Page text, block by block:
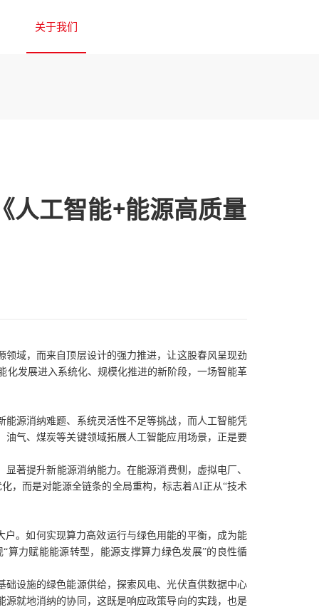
关于我们
工智能+能源高质量
域，而来自顶层设计的强力推进，让这股春风呈现劲
化发展进入系统化、规模化推进的新阶段，一场智能革
源消纳难题、系统灵活性不足等挑战，而人工智能凭
气、煤炭等关键领域拓展人工智能应用场景，正是要
著提升新能源消纳能力。在能源消费侧，虚拟电厂、
，而是对能源全链条的全局重构，标志着AI正从“技术
。如何实现算力高效运行与绿色用能的平衡，成为能
算力赋能能源转型，能源支撑算力绿色发展”的良性循
设施的绿色能源供给，探索风电、光伏直供数据中心
就地消纳的协同，这既是响应政策导向的实践，也是